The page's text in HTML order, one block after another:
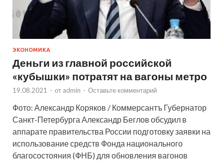
ЭКОНОМИКА
Деньги из главной российской
«кубышки» потратят на вагоны метро
19.08.2021 - от admin - Оставьте комментарий
Фото: Александр Коряков / Коммерсантъ Губернатор
Санкт-Петербурга Александр Беглов обсудил в
аппарате правительства России подготовку заявки на
использование средств Фонда национального
благосостояния (ФНБ) для обновления вагонов